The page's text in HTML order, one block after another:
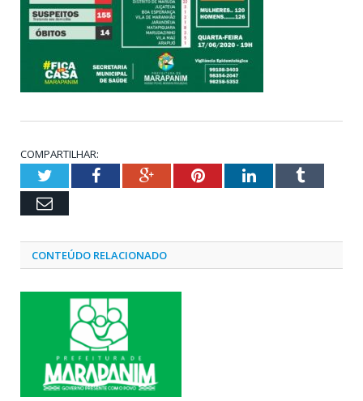
COMPARTILHAR:
TwitterFacebookGoogle+PinterestLinkedInTumblr
Email
CONTEÚDO RELACIONADO